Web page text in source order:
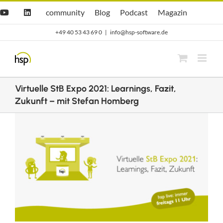
YouTubeLinkedIn
Hsp
community
community
hsp
Blog
Blog Opti.Cast
Podcast Opti.Mag
Magazin
+49 40 53 43 69 0 | info@hsp-software.de
Virtuelle StB Expo 2021: Learnings, Fazit,
Zukunft – mit Stefan Homberg